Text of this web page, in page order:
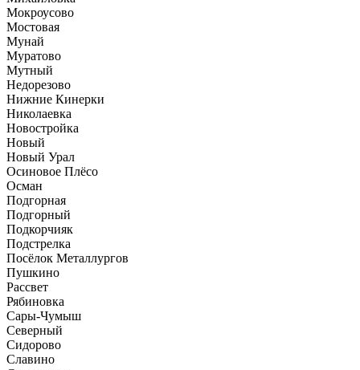
Мокроусово
Мостовая
Мунай
Муратово
Мутный
Недорезово
Нижние Кинерки
Николаевка
Новостройка
Новый
Новый Урал
Осиновое Плёсо
Осман
Подгорная
Подгорный
Подкорчияк
Подстрелка
Посёлок Металлургов
Пушкино
Рассвет
Рябиновка
Сары-Чумыш
Северный
Сидорово
Славино